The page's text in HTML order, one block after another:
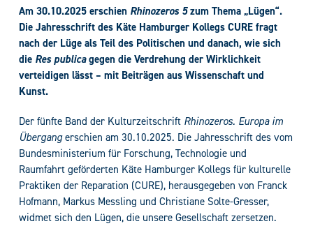
Am 30.10.2025 erschien Rhinozeros 5zum Thema „Lügen“.
Die Jahresschrift des Käte Hamburger Kollegs CURE fragt
nach der Lüge als Teil des Politischen und danach, wie sich
die Res publicagegen die Verdrehung der Wirklichkeit
verteidigen lässt – mit Beiträgen aus Wissenschaft und
Kunst.
Der fünfte Band der Kulturzeitschrift Rhinozeros. Europa im
Übergangerschien am 30.10.2025. Die Jahresschrift des vom
Bundesministerium für Forschung, Technologie und
Raumfahrt geförderten Käte Hamburger Kollegs für kulturelle
Praktiken der Reparation (CURE), herausgegeben von Franck
Hofmann, Markus Messling und Christiane Solte-Gresser,
widmet sich den Lügen, die unsere Gesellschaft zersetzen.